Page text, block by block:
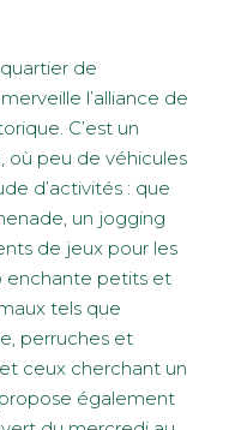
de
l’alliance de
C’est un
où peu de véhicules
d’activités : que
un jogging
de jeux pour les
enchante petits et
tels que
perruches et
ceux cherchant un
également